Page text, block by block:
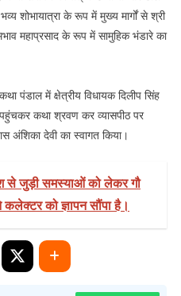
शोभायात्रा के रूप में मुख्य मार्गों से श्री
महाप्रसाद के रूप में सामुहिक भंडारे का
पंडाल में क्षेत्रीय विधायक दिलीप सिंह
पहुंचकर कथा श्रवण कर व्यासपीठ पर
अंशिका देवी का स्वागत किया।
से जुड़ी समस्याओं को लेकर गौ
को ज्ञापन सौंपा है।